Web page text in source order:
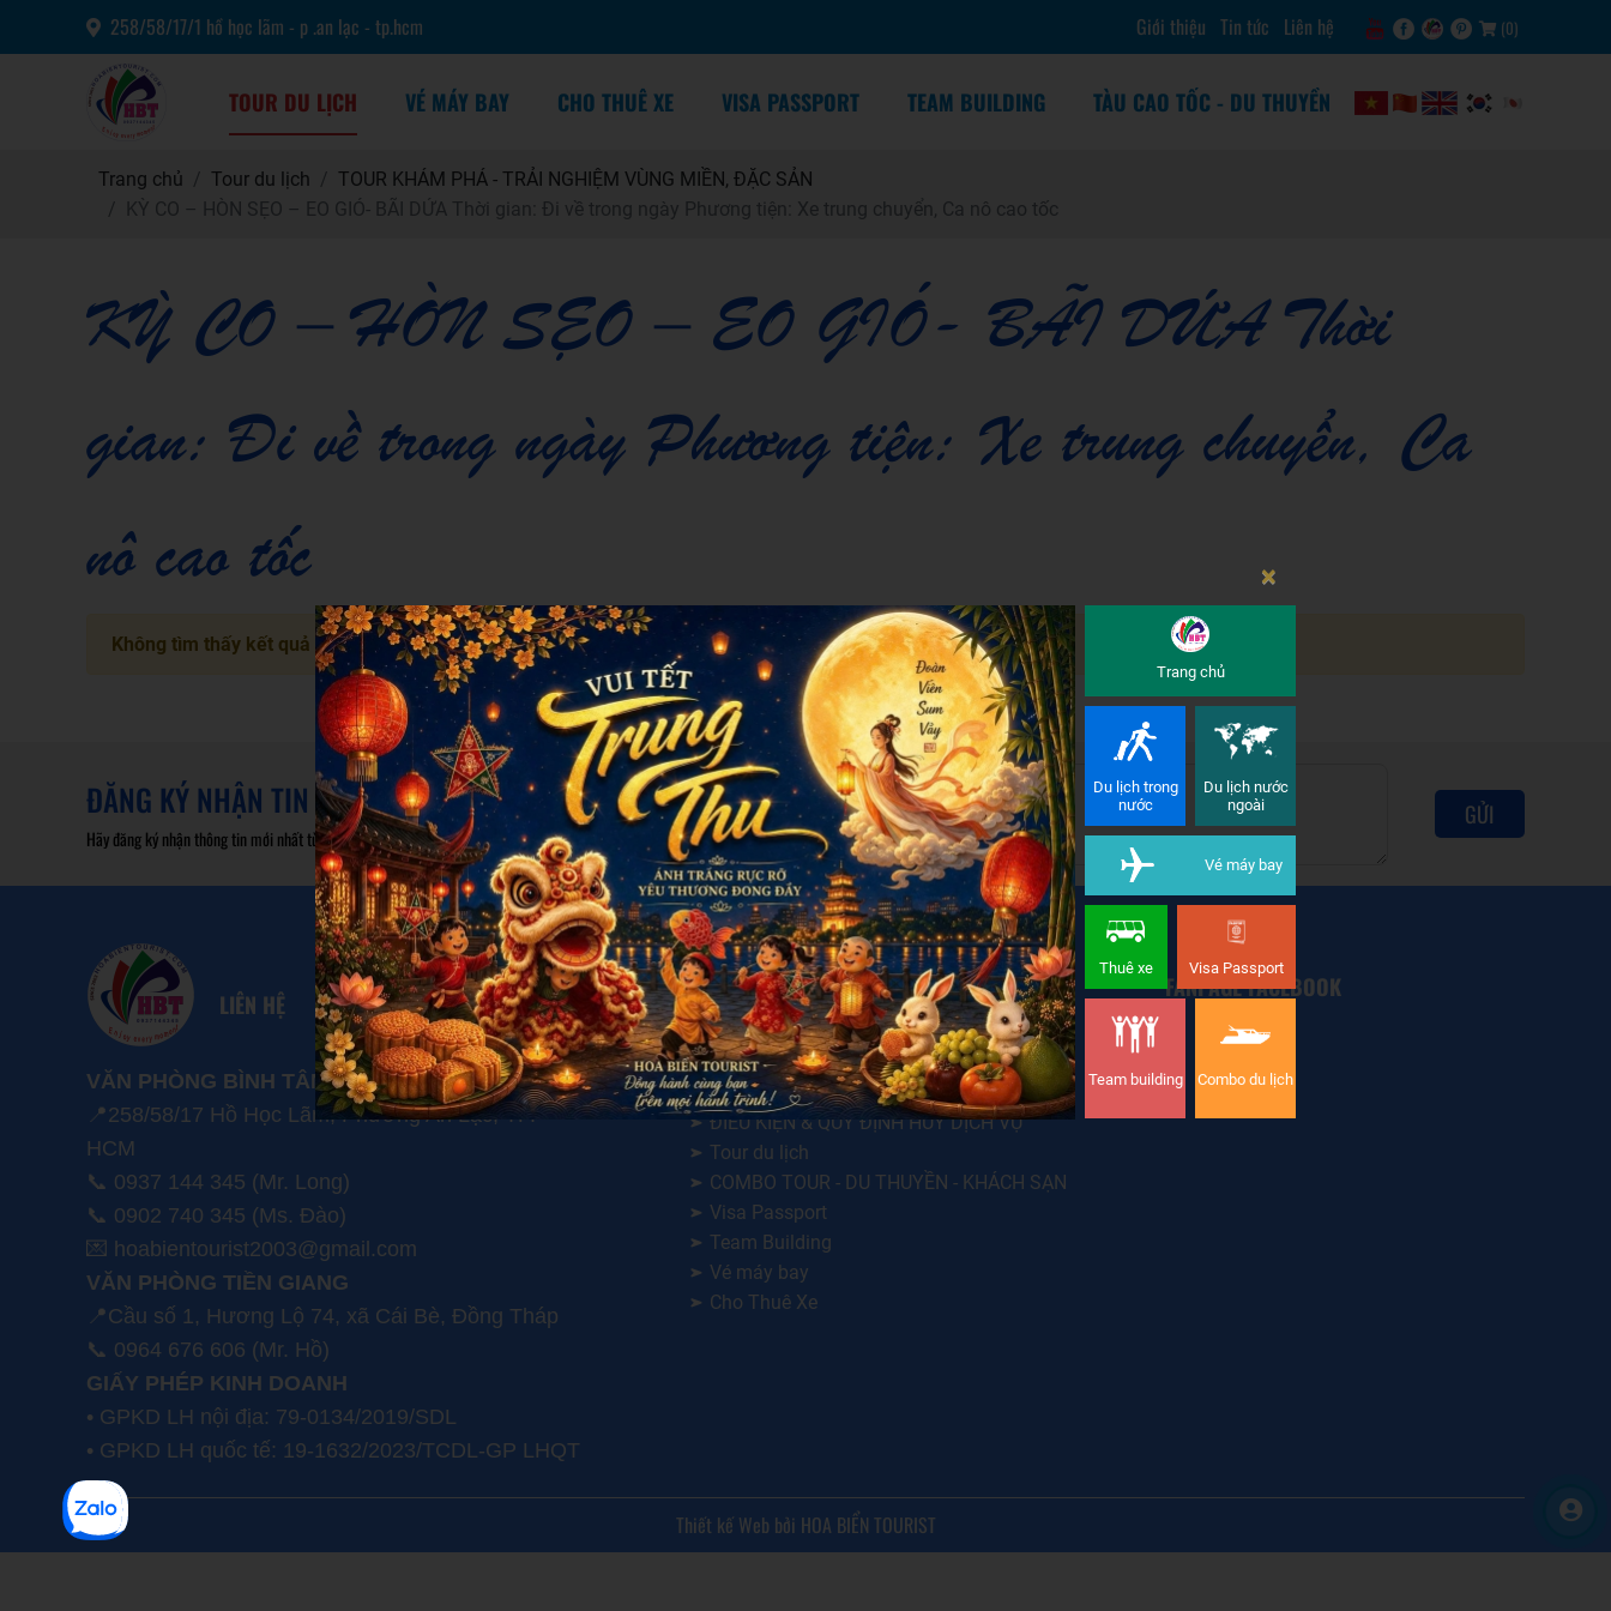
258/58/17/1 hồ học lãm - p .an lạc - tp.hcm Giới thiệu Tin tức Liên hệ (0)
TOUR DU LỊCH VÉ MÁY BAY CHO THUÊ XE VISA PASSPORT TEAM BUILDING TÀU CAO TỐC - DU THUYỀN
Trang chủ Tour du lịch
TOUR KHÁM PHÁ - TRẢI NGHIỆM VÙNG MIỀN, ĐẶC SẢN
KỲ CO – HÒN SẸO – EO GIÓ- BÃI DỨA Thời gian: Đi về trong ngày Phương tiện: Xe trung chuyển, Ca nô cao tốc
KỲ CO – HÒN SẸO – EO GIÓ- BÃI DỨA Thời
gian: Đi về trong ngày Phương tiện: Xe trung chuyển, Ca
nô cao tốc
Không tìm thấy kết quả
ĐĂNG KÝ NHẬN TIN
Hãy đăng ký nhận thông tin mới nhất từ chúng tôi
GỬI
LIÊN HỆ
VĂN PHÒNG BÌNH TÂN
📍258/58/17 Hồ Học Lãm, Phường An Lạc, TP.
HCM
📞 0937 144 345 (Mr. Long)
📞 0902 740 345 (Ms. Đào)
💌 hoabientourist2003@gmail.com
VĂN PHÒNG TIỀN GIANG
📍Cầu số 1, Hương Lộ 74, xã Cái Bè, Đồng Tháp
📞 0964 676 606 (Mr. Hồ)
GIẤY PHÉP KINH DOANH
• GPKD LH nội địa: 79-0134/2019/SDL
• GPKD LH quốc tế: 19-1632/2023/TCDL-GP LHQT
CHÍNH SÁCH VÀ QUY ĐỊNH
CHÍNH SÁCH & QUY ĐỊNH CHUNG
QUY ĐỊNH VÀ HÌNH THỨC THANH TOÁN
CHÍNH SÁCH BẢO MẬT THÔNG TIN
ĐIỀU KIỆN & QUY ĐỊNH HỦY DỊCH VỤ
Tour du lịch
COMBO TOUR - DU THUYỀN - KHÁCH SẠN
Visa Passport
Team Building
Vé máy bay
Cho Thuê Xe
FANPAGE FACEBOOK
Thiết kế Web bởi HOA BIỂN TOURIST
×
Trang chủ
Du lịch trong
nước
Du lịch nước
ngoài
Vé máy bay
Thuê xe Visa Passport
Team building Combo du lịch